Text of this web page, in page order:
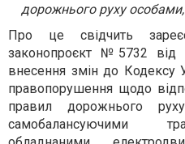
дорожнього руху
Про це свідчить
законопроєкт №5732
внесення змін до Кодексу
правопорушення щодо
правил дорожнього
самобалансуючими